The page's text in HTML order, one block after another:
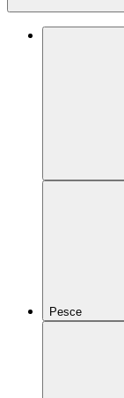
Pesce